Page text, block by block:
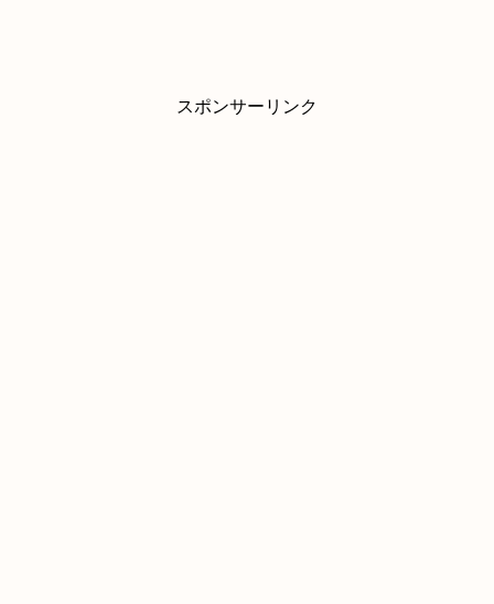
スポンサーリンク